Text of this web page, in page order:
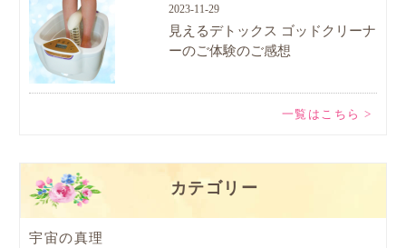
2023-11-29
見えるデトックス ゴッドクリーナ
ーのご体験のご感想
一覧はこちら >
カテゴリー
宇宙の真理